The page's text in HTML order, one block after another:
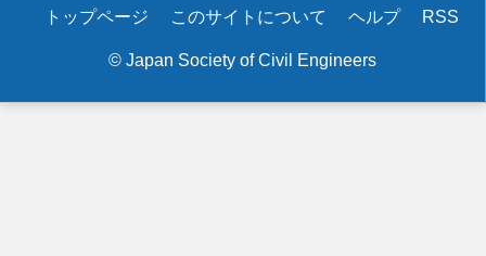
Secondary
トップページ このサイトについて ヘルプ RSS
© Japan Society of Civil Engineers